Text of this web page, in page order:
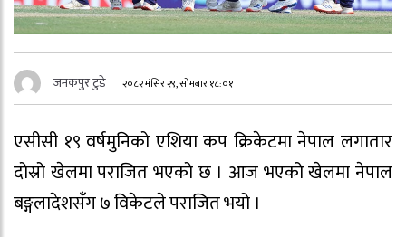
जनकपुर टुडे २०८२ मंसिर २९, सोमबार १८:०१
एसीसी १९ वर्षमुनिको एशिया कप क्रिकेटमा नेपाल लगातार
दोस्रो खेलमा पराजित भएको छ । आज भएको खेलमा नेपाल
बङ्गलादेशसँग ७ विकेटले पराजित भयो ।